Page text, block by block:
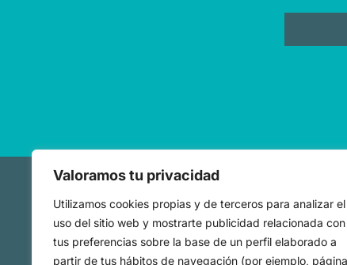
Valoramos tu privacidad
Utilizamos cookies propias y de terceros para analizar el
uso del sitio web y mostrarte publicidad relacionada con
tus preferencias sobre la base de un perfil elaborado a
partir de tus hábitos de navegación (por ejemplo,
Mapa web